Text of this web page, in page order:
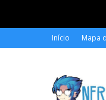
Início Mapa